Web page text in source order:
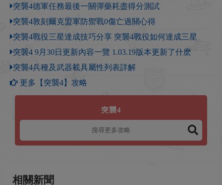
突襲4德軍任務最後一關彈藥耗盡得分測試
突襲4敦刻爾克盟軍防禦戰0傷亡過關心得
突襲4戰役三星達成技巧分享 突襲4戰役如何達成三星
突襲4 9月30日更新內容一覽 1.03.19版本更新了什麽
突襲4兵種及武器載具屬性列表詳解
更多【突襲4】攻略
突襲4
相關新聞